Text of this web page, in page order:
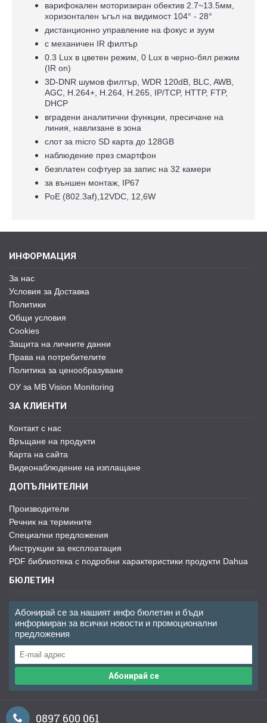
варифокален моторизиран обектив 2.7~13.5мм,
хоризонтален ъгъл на видимост 104° - 28°
дистанционно управление на фокус и зуум
c механичен IR филтър
0.3 Lux в цветен режим, 0 Lux в черно-бял режим
(IR on)
3D-DNR шумов филтър, WDR 120dB, BLC, AWB,
AGC, H.264+, H.264, H.265, IP/TCP, HTTP, FTP,
DHCP
вградени аналитични функции, пресичане на
линия, навлизане в зона
слот за micro SD карта до 128GB
наблюдение през смартфон
безплатен софтуер за запис на 32 камери
за външен монтаж, IP67
PoE (802.3af),12VDC, 12,6W
ИНФОРМАЦИЯ
За нас
Условия за Доставка
Политики
Общи условия
Cookies
Защита на личните данни
Права на потребителите
Политика за ценообразуване
ОУ за MB Vision Monitoring
ЗА КЛИЕНТИ
Контакт с нас
Връщане на продукти
Карта на сайта
Видеонаблюдение на изплащане
ДОПЪЛНИТЕЛНИ
Производители
Речник на термините
Специални предложения
Инструкции за експлоатация
PDF библиотека с подробни характеристики продукти Dahua
БЮЛЕТИН
Абонирай се за нашият инфо бюлетин и бъди
информиран за всички новости и промоционални
предложения
Абонирай се
0897 600 061